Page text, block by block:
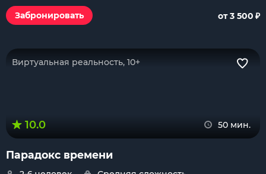
Забронировать
от 3 500 ₽
Виртуальная реальность, 10+
10.0 50 мин.
Парадокс времени